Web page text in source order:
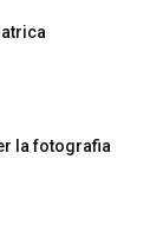
la fotografia